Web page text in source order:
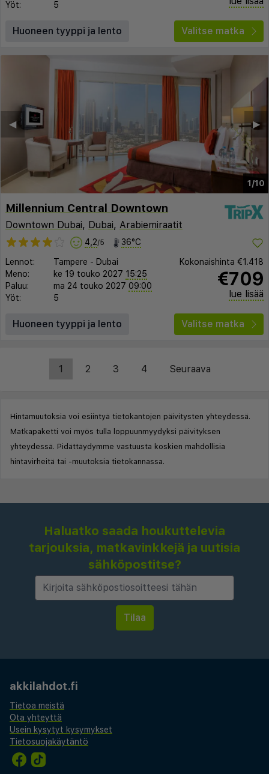
Yöt:
5
Huoneen tyyppi ja lento Valitse matka
1/10
▶︎
◀︎
Millennium Central Downtown
Downtown Dubai, Dubai, Arabiemiraatit
4,2/5 36°C
Lennot: Tampere - Dubai
Meno:
ke 19 touko 2027 15:25
Paluu:
ma 24 touko 2027 09:00
Yöt:
5
Kokonaishinta €1.418
€709
lue lisää
Huoneen tyyppi ja lento Valitse matka
1 2 3 4 Seuraava
Hintamuutoksia voi esiintyä tietokantojen päivitysten yhteydessä.
Matkapaketti voi myös tulla loppuunmyydyksi päivityksen
yhteydessä. Pidättäydymme vastuusta koskien mahdollisia
hintavirheitä tai -muutoksia tietokannassa.
Haluatko saada houkuttelevia
tarjouksia, matkavinkkejä ja uutisia
sähköpostitse?
akkilahdot.fi
Tietoa meistä
Ota yhteyttä
Usein kysytyt kysymykset
Tietosuojakäytäntö